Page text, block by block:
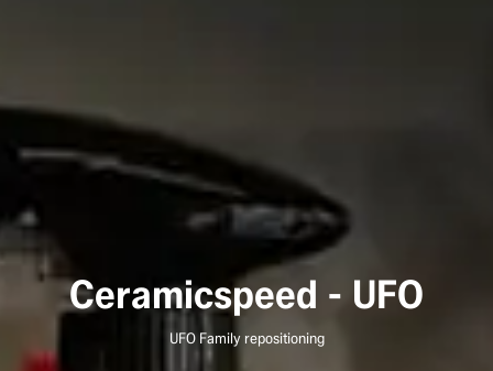
Ceramicspeed - UFO
UFO Family repositioning